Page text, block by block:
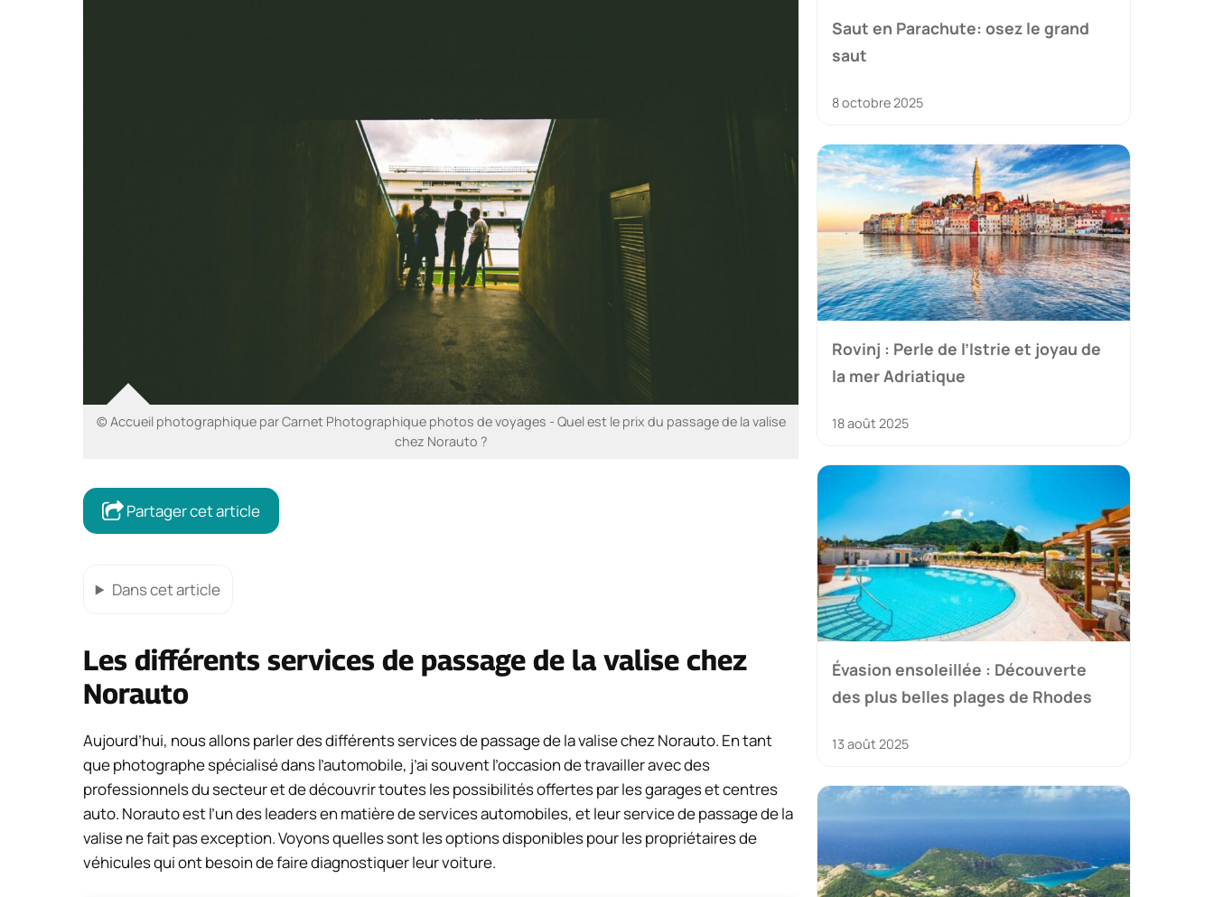
© Accueil photographique par Carnet Photographique photos de voyages - Quel est le prix du passage de la valise
chez Norauto ?
Partager cet article
Dans cet article
Les différents services de passage de la valise chez
Norauto
Aujourd’hui, nous allons parler des différents services de passage de la valise chez Norauto. En tant
que photographe spécialisé dans l’automobile, j’ai souvent l’occasion de travailler avec des
professionnels du secteur et de découvrir toutes les possibilités offertes par les garages et centres
auto. Norauto est l’un des leaders en matière de services automobiles, et leur service de passage de la
valise ne fait pas exception. Voyons quelles sont les options disponibles pour les propriétaires de
véhicules qui ont besoin de faire diagnostiquer leur voiture.
Saut en Parachute: osez le grand
saut
8 octobre 2025
Rovinj : Perle de l’Istrie et joyau de
la mer Adriatique
18 août 2025
Évasion ensoleillée : Découverte
des plus belles plages de Rhodes
13 août 2025